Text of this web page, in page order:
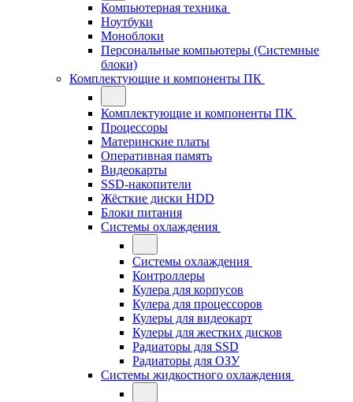
Компьютерная техника
Ноутбуки
Моноблоки
Персональные компьютеры (Системные
блоки)
Комплектующие и компоненты ПК
Комплектующие и компоненты ПК
Процессоры
Материнские платы
Оперативная память
Видеокарты
SSD-накопители
Жёсткие диски HDD
Блоки питания
Системы охлаждения
Системы охлаждения
Контроллеры
Кулера для корпусов
Кулера для процессоров
Кулеры для видеокарт
Кулеры для жестких дисков
Радиаторы для SSD
Радиаторы для ОЗУ
Системы жидкостного охлаждения